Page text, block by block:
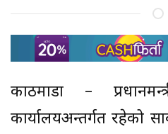
काठमाडौं –
कार्यालयअन्तर्गत रहेको